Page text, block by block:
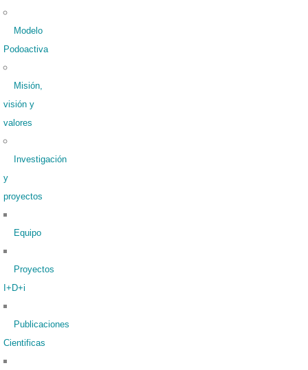
Modelo
Podoactiva
Misión,
visión y
valores
Investigación
y
proyectos
Equipo
Proyectos
I+D+i
Publicaciones
Cientificas